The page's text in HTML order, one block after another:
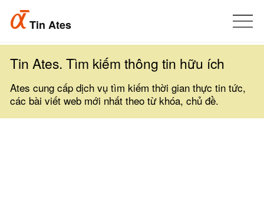
Tin Ates
Tin Ates. Tìm kiếm thông tin hữu ích
Ates cung cấp dịch vụ tìm kiếm thời gian thực tin tức,
các bài viết web mới nhất theo từ khóa, chủ đề.